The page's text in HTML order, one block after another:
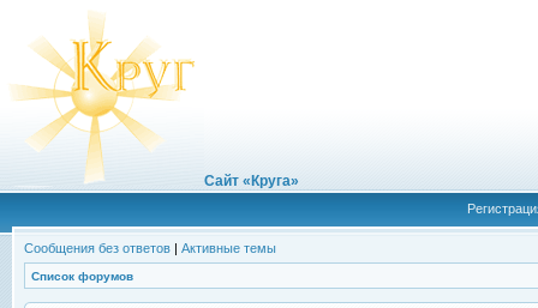
Сайт «Круга»
Сообщения без ответов | Активные темы
Список форумов